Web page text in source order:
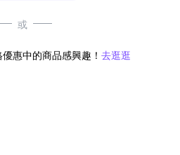
或
惠中的商品感興趣！ 去逛逛